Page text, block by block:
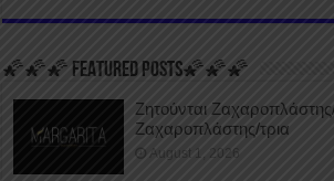
🌠🌠🌠 FEATURED POSTS🌠🌠🌠
Ζητούνται
Ζαχαροπλάστης/τρια
August 1, 2026